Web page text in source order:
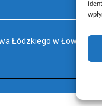
Łódzkiego w Łowiczu